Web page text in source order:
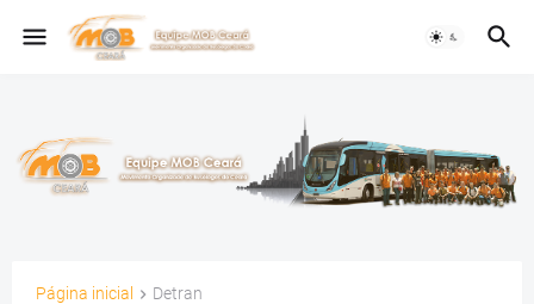
Página inicial Detran